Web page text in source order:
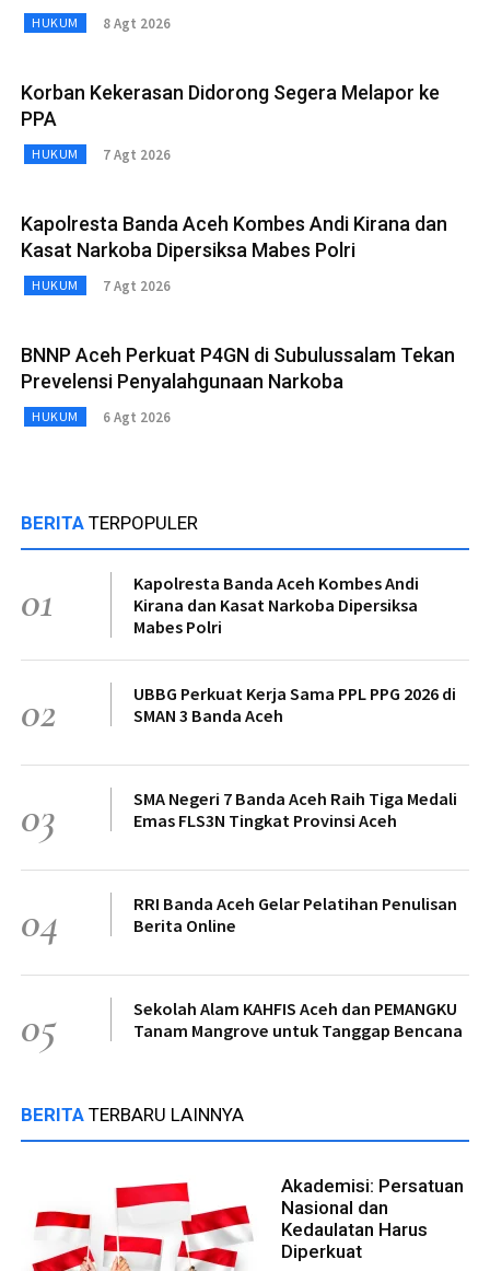
HUKUM 8 Agt 2026
Korban Kekerasan Didorong Segera Melapor ke
PPA
HUKUM 7 Agt 2026
Kapolresta Banda Aceh Kombes Andi Kirana dan
Kasat Narkoba Dipersiksa Mabes Polri
HUKUM 7 Agt 2026
BNNP Aceh Perkuat P4GN di Subulussalam Tekan
Prevelensi Penyalahgunaan Narkoba
HUKUM 6 Agt 2026
BERITA TERPOPULER
01
Kapolresta Banda Aceh Kombes Andi
Kirana dan Kasat Narkoba Dipersiksa
Mabes Polri
02
UBBG Perkuat Kerja Sama PPL PPG 2026 di
SMAN 3 Banda Aceh
03
SMA Negeri 7 Banda Aceh Raih Tiga Medali
Emas FLS3N Tingkat Provinsi Aceh
04
RRI Banda Aceh Gelar Pelatihan Penulisan
Berita Online
05
Sekolah Alam KAHFIS Aceh dan PEMANGKU
Tanam Mangrove untuk Tanggap Bencana
BERITA TERBARU LAINNYA
Akademisi: Persatuan
Nasional dan
Kedaulatan Harus
Diperkuat